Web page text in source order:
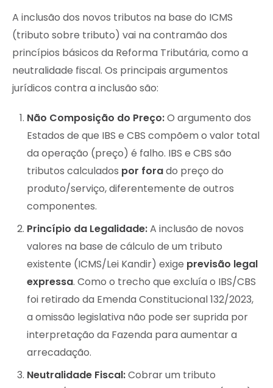
A inclusão dos novos tributos na base do ICMS
(tributo sobre tributo) vai na contramão dos
princípios básicos da Reforma Tributária, como a
neutralidade fiscal. Os principais argumentos
jurídicos contra a inclusão são:
Não Composição do Preço:O argumento dos
Estados de que IBS e CBS compõem o valor total
da operação (preço) é falho. IBS e CBS são
tributos calculados por forado preço do
produto/serviço, diferentemente de outros
componentes.
Princípio da Legalidade:A inclusão de novos
valores na base de cálculo de um tributo
existente (ICMS/Lei Kandir) exige previsão legal
expressa. Como o trecho que excluía o IBS/CBS
foi retirado da Emenda Constitucional 132/2023,
a omissão legislativa não pode ser suprida por
interpretação da Fazenda para aumentar a
arrecadação.
Neutralidade Fiscal:Cobrar um tributo